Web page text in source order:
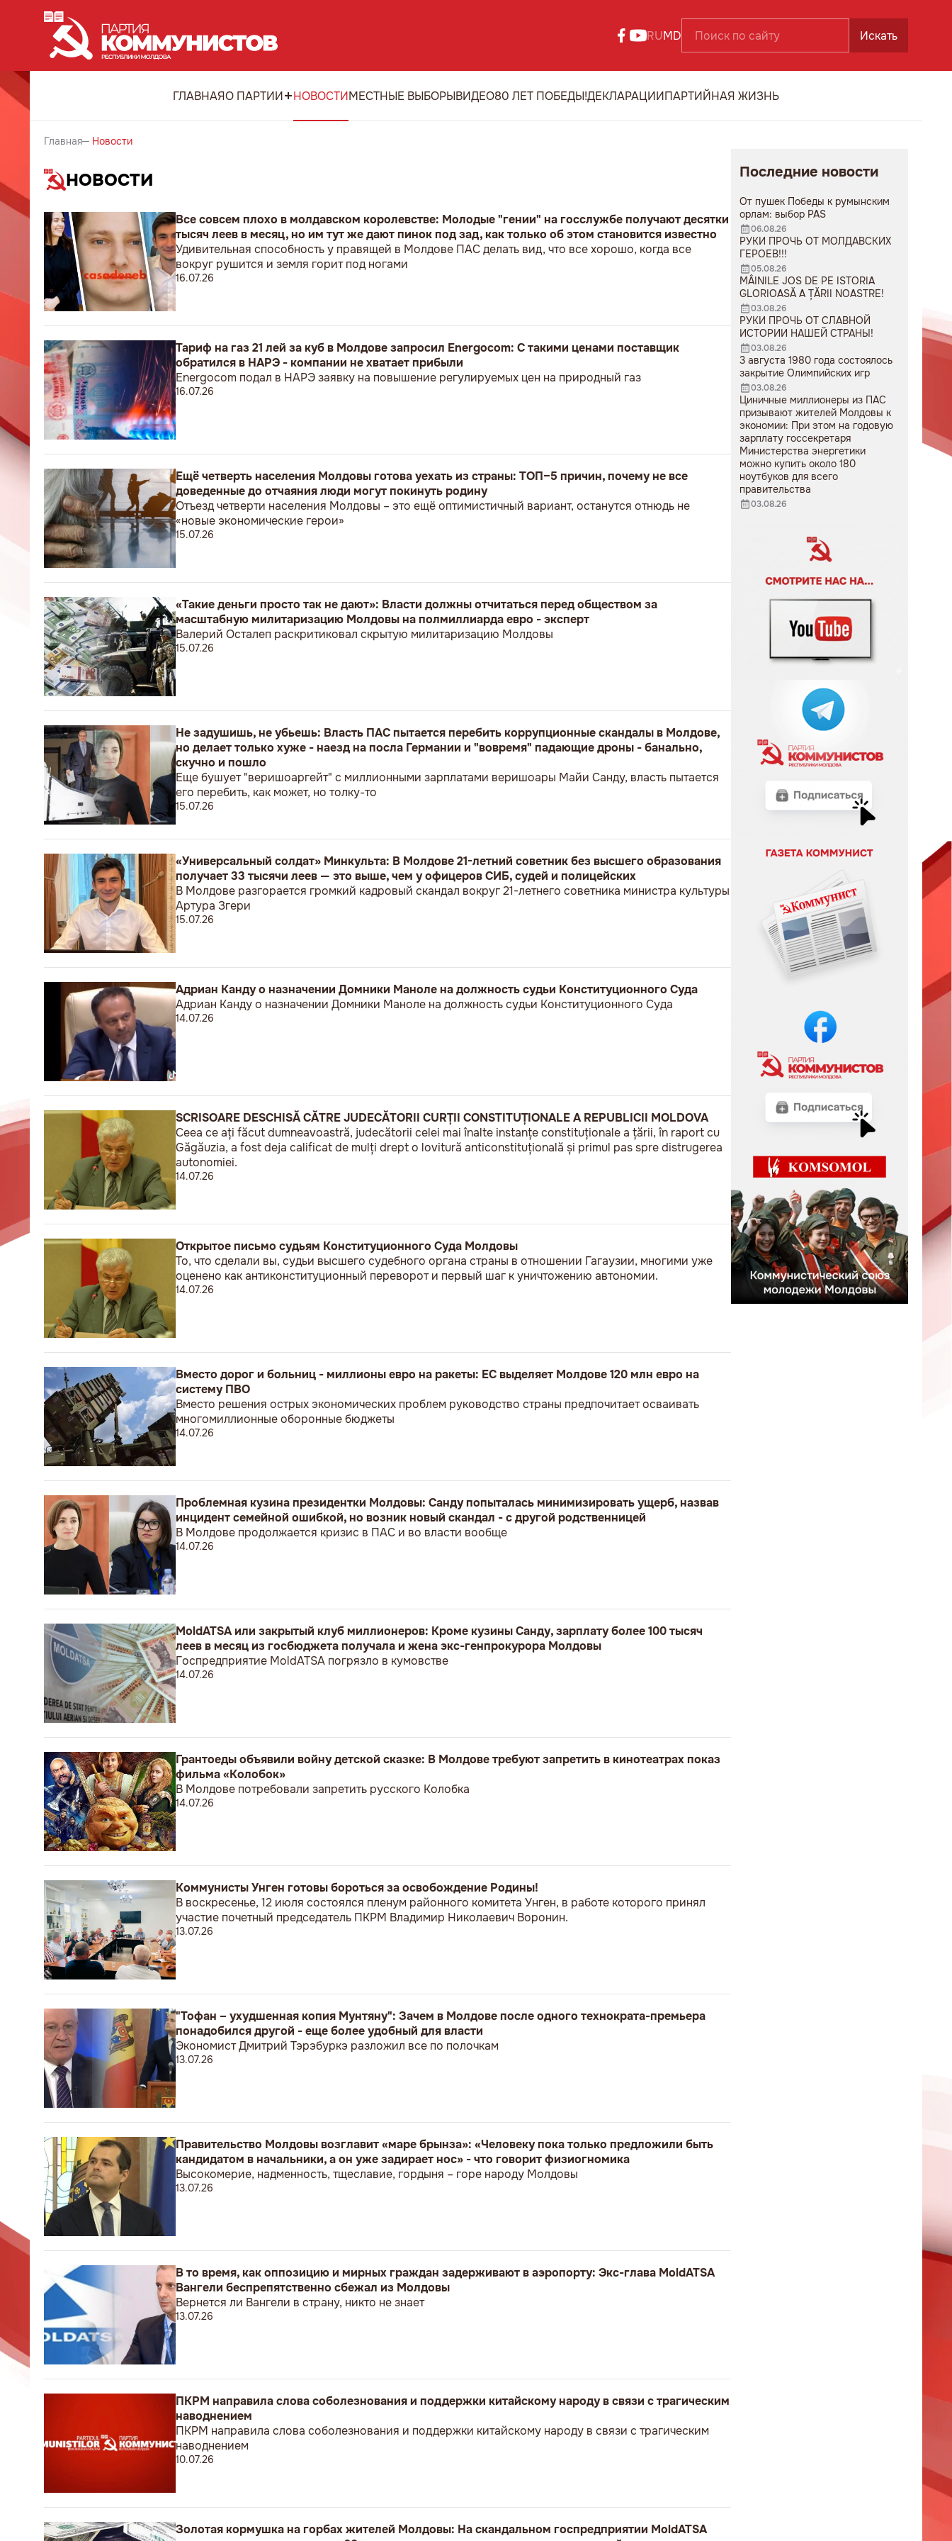
RUMD Искать
ГЛАВНАЯО ПАРТИИ НОВОСТИМЕСТНЫЕ ВЫБОРЫВИДЕО80 ЛЕТ ПОБЕДЫ!ДЕКЛАРАЦИИПАРТИЙНАЯ ЖИЗНЬ
Главная Новости
НОВОСТИ
Все совсем плохо в молдавском королевстве: Молодые "гении" на госслужбе получают десятки
тысяч леев в месяц, но им тут же дают пинок под зад, как только об этом становится известно
Удивительная способность у правящей в Молдове ПАС делать вид, что все хорошо, когда все
вокруг рушится и земля горит под ногами
16.07.26
Тариф на газ 21 лей за куб в Молдове запросил Energocom: С такими ценами поставщик
обратился в НАРЭ - компании не хватает прибыли
Energocom подал в НАРЭ заявку на повышение регулируемых цен на природный газ
16.07.26
Ещё четверть населения Молдовы готова уехать из страны: ТОП–5 причин, почему не все
доведенные до отчаяния люди могут покинуть родину
Отъезд четверти населения Молдовы – это ещё оптимистичный вариант, останутся отнюдь не
«новые экономические герои»
15.07.26
«Такие деньги просто так не дают»: Власти должны отчитаться перед обществом за
масштабную милитаризацию Молдовы на полмиллиарда евро - эксперт
Валерий Осталеп раскритиковал скрытую милитаризацию Молдовы
15.07.26
Не задушишь, не убьешь: Власть ПАС пытается перебить коррупционные скандалы в Молдове,
но делает только хуже - наезд на посла Германии и "вовремя" падающие дроны - банально,
скучно и пошло
Еще бушует "веришоаргейт" с миллионными зарплатами веришоары Майи Санду, власть пытается
его перебить, как может, но толку-то
15.07.26
«Универсальный солдат» Минкульта: В Молдове 21-летний советник без высшего образования
получает 33 тысячи леев — это выше, чем у офицеров СИБ, судей и полицейских
В Молдове разгорается громкий кадровый скандал вокруг 21-летнего советника министра культуры
Артура Згери
15.07.26
Адриан Канду о назначении Домники Маноле на должность судьи Конституционного Суда
Адриан Канду о назначении Домники Маноле на должность судьи Конституционного Суда
14.07.26
SCRISOARE DESCHISĂ CĂTRE JUDECĂTORII CURȚII CONSTITUȚIONALE A REPUBLICII MOLDOVA
Ceea ce ați făcut dumneavoastră, judecătorii celei mai înalte instanțe constituționale a țării, în raport cu
Găgăuzia, a fost deja calificat de mulți drept o lovitură anticonstituțională și primul pas spre distrugerea
autonomiei.
14.07.26
Открытое письмо судьям Конституционного Суда Молдовы
То, что сделали вы, судьи высшего судебного органа страны в отношении Гагаузии, многими уже
оценено как антиконституционный переворот и первый шаг к уничтожению автономии.
14.07.26
Вместо дорог и больниц - миллионы евро на ракеты: ЕС выделяет Молдове 120 млн евро на
систему ПВО
Вместо решения острых экономических проблем руководство страны предпочитает осваивать
многомиллионные оборонные бюджеты
14.07.26
Проблемная кузина президентки Молдовы: Санду попыталась минимизировать ущерб, назвав
инцидент семейной ошибкой, но возник новый скандал - с другой родственницей
В Молдове продолжается кризис в ПАС и во власти вообще
14.07.26
MoldATSA или закрытый клуб миллионеров: Кроме кузины Санду, зарплату более 100 тысяч
леев в месяц из госбюджета получала и жена экс-генпрокурора Молдовы
Госпредприятие MoldATSA погрязло в кумовстве
14.07.26
Грантоеды объявили войну детской сказке: В Молдове требуют запретить в кинотеатрах показ
фильма «Колобок»
В Молдове потребовали запретить русского Колобка
14.07.26
Коммунисты Унген готовы бороться за освобождение Родины!
В воскресенье, 12 июля состоялся пленум районного комитета Унген, в работе которого принял
участие почетный председатель ПКРМ Владимир Николаевич Воронин.
13.07.26
"Тофан – ухудшенная копия Мунтяну": Зачем в Молдове после одного технократа-премьера
понадобился другой - еще более удобный для власти
Экономист Дмитрий Тэрэбуркэ разложил все по полочкам
13.07.26
Правительство Молдовы возглавит «маре брынза»: «Человеку пока только предложили быть
кандидатом в начальники, а он уже задирает нос» - что говорит физиогномика
Высокомерие, надменность, тщеславие, гордыня – горе народу Молдовы
13.07.26
В то время, как оппозицию и мирных граждан задерживают в аэропорту: Экс-глава MoldATSA
Вангели беспрепятственно сбежал из Молдовы
Вернется ли Вангели в страну, никто не знает
13.07.26
ПКРМ направила слова соболезнования и поддержки китайскому народу в связи с трагическим
наводнением
ПКРМ направила слова соболезнования и поддержки китайскому народу в связи с трагическим
наводнением
10.07.26
Золотая кормушка на горбах жителей Молдовы: На скандальном госпредприятии MoldATSA
Последние новости
От пушек Победы к румынским
орлам: выбор PAS
06.08.26
РУКИ ПРОЧЬ ОТ МОЛДАВСКИХ
ГЕРОЕВ!!!
05.08.26
MÂINILE JOS DE PE ISTORIA
GLORIOASĂ A ȚĂRII NOASTRE!
03.08.26
РУКИ ПРОЧЬ ОТ СЛАВНОЙ
ИСТОРИИ НАШЕЙ СТРАНЫ!
03.08.26
3 августа 1980 года состоялось
закрытие Олимпийских игр
03.08.26
Циничные миллионеры из ПАС
призывают жителей Молдовы к
экономии: При этом на годовую
зарплату госсекретаря
Министерства энергетики
можно купить около 180
ноутбуков для всего
правительства
03.08.26